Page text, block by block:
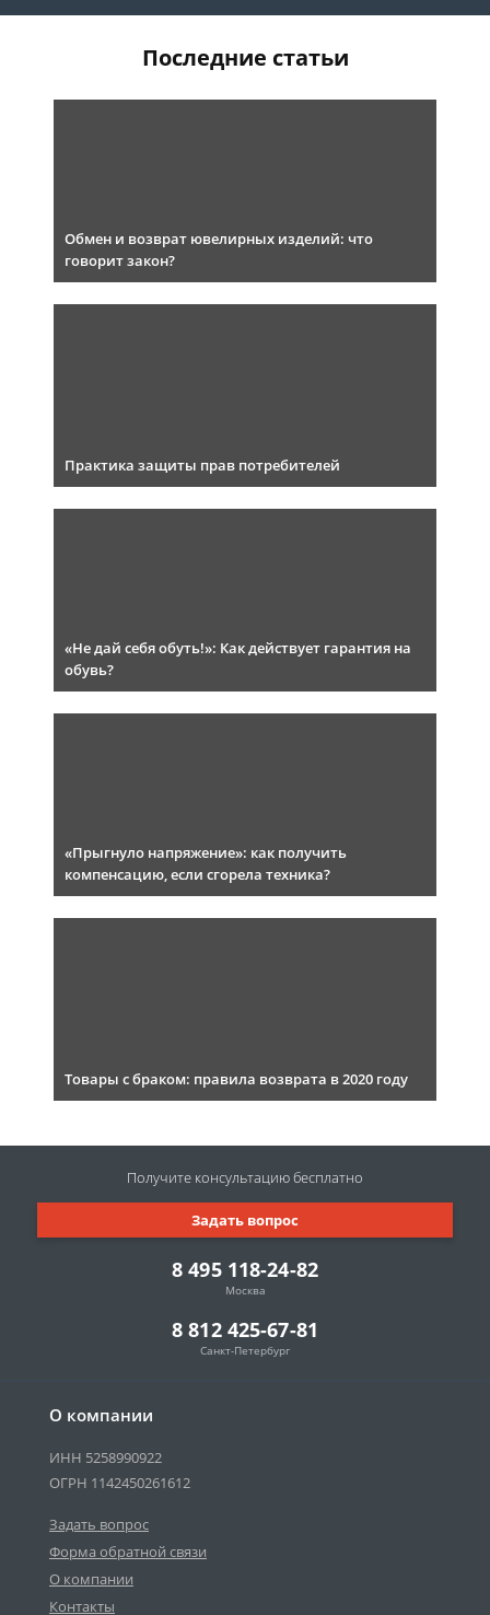
Последние статьи
Обмен и возврат ювелирных изделий: что
говорит закон?
Практика защиты прав потребителей
«Не дай себя обуть!»: Как действует гарантия на
обувь?
«Прыгнуло напряжение»: как получить
компенсацию, если сгорела техника?
Товары с браком: правила возврата в 2020 году
О компании
ИНН 5258990922
ОГРН 1142450261612
Задать вопрос
Форма обратной связи
О компании
Контакты
8 495 118-24-82
Москва
8 812 425-67-81
Санкт-Петербург
Задать вопрос
Получите консультациюбесплатно